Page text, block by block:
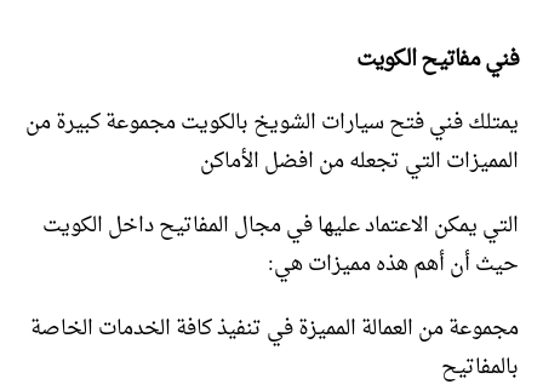
فني مفاتيح الكويت
يمتلك فني فتح سيارات الشويخ بالكويت مجموعة كبيرة من
المميزات التي تجعله من افضل الأماكن
التي يمكن الاعتماد عليها في مجال المفاتيح داخل الكويت
حيث أن أهم هذه مميزات هي:
مجموعة من العمالة المميزة في تنفيذ كافة الخدمات الخاصة
بالمفاتيح